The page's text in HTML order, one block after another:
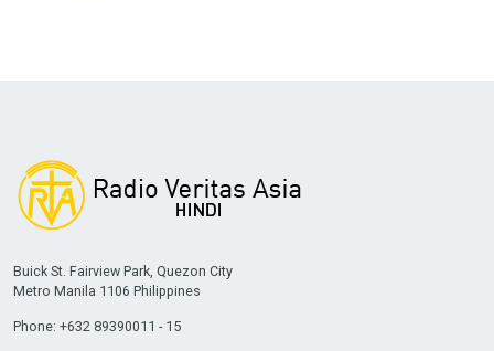
Buick St. Fairview Park, Quezon City
Metro Manila 1106 Philippines
Phone: +632 89390011 - 15